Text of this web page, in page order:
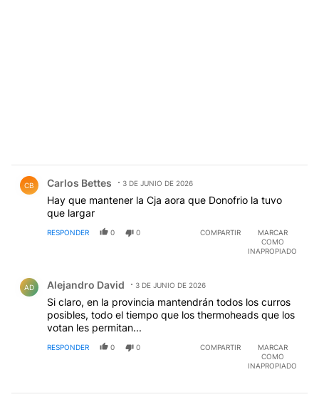
CB Carlos Bettes 3 DE JUNIO DE 2026
Hay que mantener la Cja aora que Donofrio la tuvo
que largar
RESPONDER 0 0 COMPARTIR
MARCAR
COMO
INAPROPIADO
AD Alejandro David 3 DE JUNIO DE 2026
Si claro, en la provincia mantendrán todos los curros
posibles, todo el tiempo que los thermoheads que los
votan les permitan...
RESPONDER 0 0 COMPARTIR
MARCAR
COMO
INAPROPIADO